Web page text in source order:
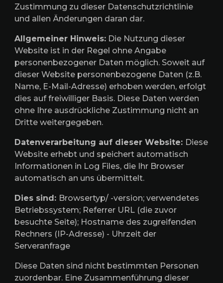
Zustimmung zu dieser Datenschutzrichtlinie
und allen Änderungen daran dar.
Allgemeiner Hinweis: Die Nutzung dieser
Website ist in der Regel ohne Angabe
personenbezogener Daten möglich. Soweit auf
dieser Website personenbezogene Daten (z.B.
Name, E-Mail-Adresse) erhoben werden, erfolgt
dies auf freiwilliger Basis. Diese Daten werden
ohne Ihre ausdrückliche Zustimmung nicht an
Dritte weitergegeben.
Datenverarbeitung auf dieser Website: Diese
Website erhebt und speichert automatisch
Informationen in Log Files, die Ihr Browser
automatisch an uns übermittelt.
Dies sind: Browsertyp/ -version; verwendetes
Betriebssystem; Referrer URL (die zuvor
besuchte Seite); Hostname des zugreifenden
Rechners (IP-Adresse) - Uhrzeit der
Serveranfrage
Diese Daten sind nicht bestimmten Personen
zuordenbar. Eine Zusammenführung dieser